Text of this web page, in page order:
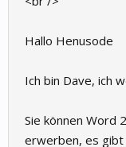
Hallo Henusode
Ich bin Dave, ich
Sie können Word
erwerben, es gibt